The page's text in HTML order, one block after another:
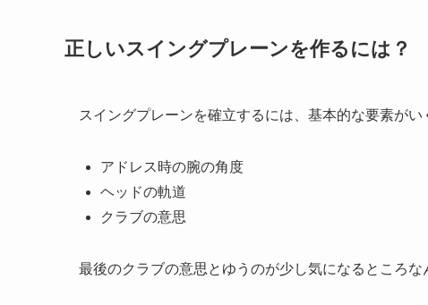
正しいスイングプレーンを作るには？
スイングプレーンを確立するには、基本的な要素がい
アドレス時の腕の角度
ヘッドの軌道
クラブの意思
最後のクラブの意思とゆうのが少し気になるところな